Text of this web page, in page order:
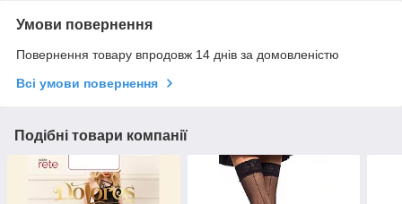
Умови повернення
Повернення товару впродовж 14 днів за домовленістю
Всі умови повернення
Подібні товари компанії